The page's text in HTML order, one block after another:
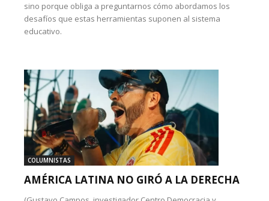
sino porque obliga a preguntarnos cómo abordamos los
desafíos que estas herramientas suponen al sistema
educativo.
COLUMNISTAS
AMÉRICA LATINA NO GIRÓ A LA DERECHA